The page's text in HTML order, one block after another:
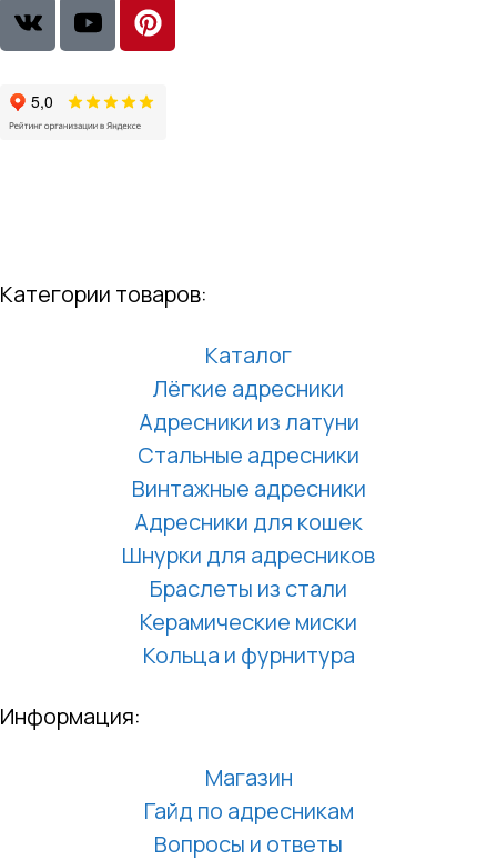
Категории товаров:
Каталог
Лёгкие адресники
Адресники из латуни
Стальные адресники
Винтажные адресники
Адресники для кошек
Шнурки для адресников
Браслеты из стали
Керамические миски
Кольца и фурнитура
Информация:
Магазин
Гайд по адресникам
Вопросы и ответы